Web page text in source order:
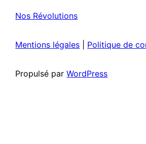
Nos Révolutions
Mentions légales Politique de
Propulsé parWordPress